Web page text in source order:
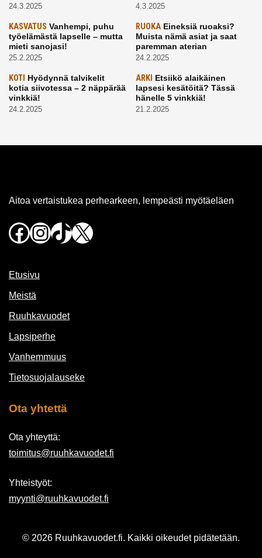
24.3.2025 4.3.2025
KASVATUS Vanhempi, puhu
työelämästä lapselle – mutta
mieti sanojasi!
25.2.2025
RUOKAEineksiä ruoaksi?
Muista nämä asiat ja saat
paremman aterian
24.2.2025
KOTI Hyödynnä talvikelit
kotia siivotessa – 2 näppärää
vinkkiä!
24.2.2025
ARKI Etsiikö alaikäinen
lapsesi kesätöitä? Tässä
hänelle 5 vinkkiä!
21.2.2025
Aitoa vertaistukea perhearkeen, lempeästi myötäeläen
Facebook
Instagram
TikTok
X
Etusivu
Meistä
Ruuhkavuodet
Lapsiperhe
Vanhemmuus
Tietosuojalauseke
Ota yhtettä
Ota yhteyttä:
toimitus@ruuhkavuodet.fi
Yhteistyöt:
myynti@ruuhkavuodet.fi
© 2026 Ruuhkavuodet.fi. Kaikki oikeudet pidätetään.